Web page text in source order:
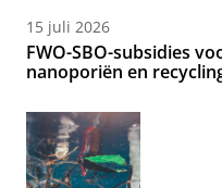
15 juli 2026
FWO-SBO-subsidies
nanoporiën en